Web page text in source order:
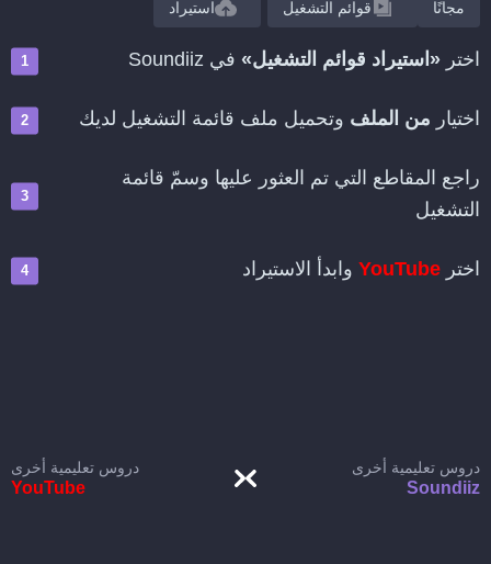
مجانًا قوائم التشغيل استيراد
اختر «استيراد قوائم التشغيل» في Soundiiz
اختيار من الملف وتحميل ملف قائمة التشغيل لديك
راجع المقاطع التي تم العثور عليها وسمّ قائمة
التشغيل
اختر YouTube وابدأ الاستيراد
دروس تعليمية أخرى
Soundiiz
دروس تعليمية أخرى
YouTube